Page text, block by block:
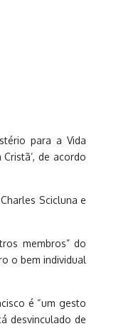
para a Vida
de acordo
Scicluna e
membros” do
o bem individual
é “um gesto
desvinculado de